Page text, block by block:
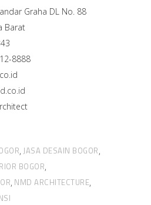
Graha DL No. 88
Barat
8888
, JASA DESAIN BOGOR,
BOGOR,
, NMD ARCHITECTURE,